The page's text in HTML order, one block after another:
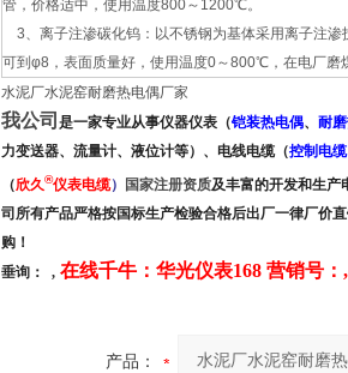
管，价格适中，使用温度800～1200℃。
3、离子注渗碳化钨：以不锈钢为基体采用离子注
可到φ8，表面质量好，使用温度0～800℃，在电厂磨
水泥厂水泥窑耐磨热电偶厂家
我公司 是一家专业从事仪器仪表（铠装热电偶、 耐
力变送器、流量计、液位计等）、电线电缆（控制电缆
（欣久®仪表电缆） 国家注册资质及丰富的开发和生产
司所有产品严格按国标生产检验合格后出厂一律厂价
购！
垂询： , 在线千牛：华光仪表168 营销号：
产品：